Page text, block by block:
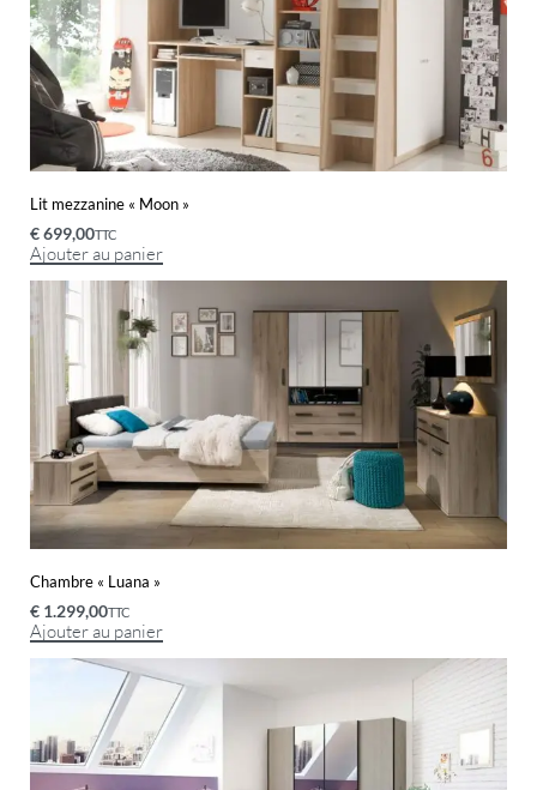
Lit mezzanine « Moon »
€699,00TTC
Ajouter au panier
Chambre « Luana »
€ 1.299,00TTC
Ajouter au panier